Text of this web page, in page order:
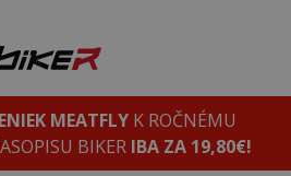
MEATFLYK ROČNÉMU
BIKER IBA ZA 19,80€!